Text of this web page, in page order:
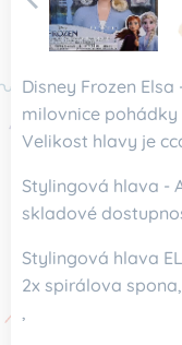
Disney Frozen
milovnice
Velikost hlavy je
Stylingová hlava -
skladové
Stylingová hlava
2x spirálova
,